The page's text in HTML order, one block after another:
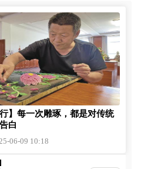
动会
故乡的云是召唤也是责任
“心头难”
国际垄断
近观》将重磅推出
爱的守护是常态
进会探索“光伏+治...
行】每一次雕琢，都是对传统
白
06-09 10:18